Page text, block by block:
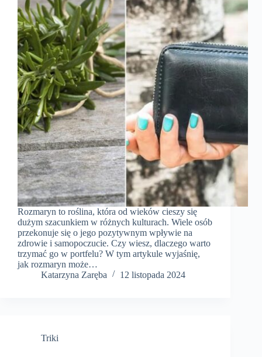
Rozmaryn to roślina, która od wieków cieszy się
dużym szacunkiem w różnych kulturach. Wiele osób
przekonuje się o jego pozytywnym wpływie na
zdrowie i samopoczucie. Czy wiesz, dlaczego warto
trzymać go w portfelu? W tym artykule wyjaśnię,
jak rozmaryn może…
Katarzyna Zaręba
12 listopada 2024
Triki